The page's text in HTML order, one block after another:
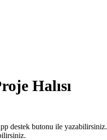
Halısı
destek butonu ile yazabilirsiniz.